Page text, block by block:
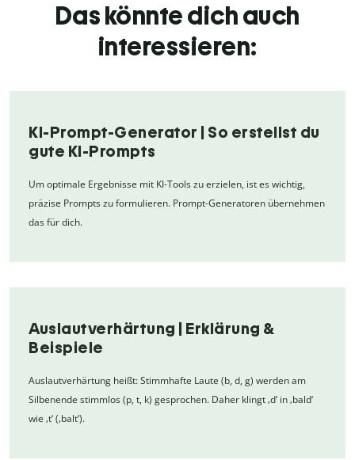
Das könnte dich auch
interessieren:
KI-Prompt-Generator | So erstellst du
gute KI-Prompts
Um optimale Ergebnisse mit KI-Tools zu erzielen, ist es wichtig,
präzise Prompts zu formulieren. Prompt-Generatoren übernehmen
das für dich.
Auslautverhärtung | Erklärung &
Beispiele
Auslautverhärtung heißt: Stimmhafte Laute (b, d, g) werden am
Silbenende stimmlos (p, t, k) gesprochen. Daher klingt ‚d‘ in ‚bald‘
wie ‚t‘ (‚balt‘).